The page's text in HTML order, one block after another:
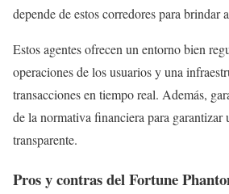
depende de estos corredores para brindar
Estos agentes ofrecen un entorno bien
operaciones de los usuarios y una
transacciones en tiempo real. Además,
de la normativa financiera para garantizar
transparente.
Pros y contras del Fortune